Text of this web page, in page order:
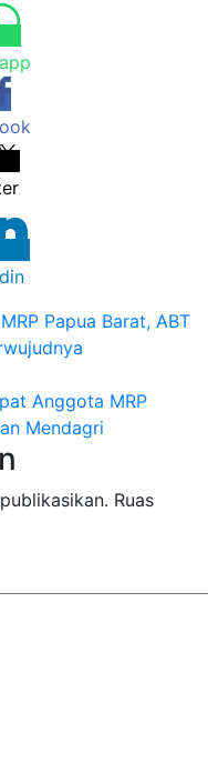
Papua Barat, ABT
Anggota MRP
Mendagri
Ruas